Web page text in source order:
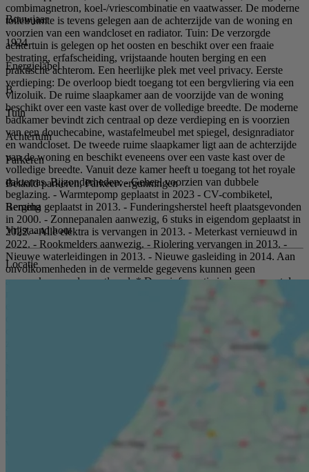
combimagnetron, koel-/vriescombinatie en vaatwasser. De moderne
toiletruimte is tevens gelegen aan de achterzijde van de woning en
voorzien van een wandcloset en radiator. Tuin: De verzorgde
achtertuin is gelegen op het oosten en beschikt over een fraaie
bestrating, erfafscheiding, vrijstaande houten berging en een
praktische achterom. Een heerlijke plek met veel privacy. Eerste
verdieping: De overloop biedt toegang tot een bergvliering via een
vlizoluik. De ruime slaapkamer aan de voorzijde van de woning
beschikt over een vaste kast over de volledige breedte. De moderne
badkamer bevindt zich centraal op deze verdieping en is voorzien
van een douchecabine, wastafelmeubel met spiegel, designradiator
en wandcloset. De tweede ruime slaapkamer ligt aan de achterzijde
van de woning en beschikt eveneens over een vaste kast over de
volledige breedte. Vanuit deze kamer heeft u toegang tot het royale
dakterras. Bijzonderheden: - Geheel voorzien van dubbele
beglazing. - Warmtepomp geplaatst in 2023 - CV-combiketel,
Remeha geplaatst in 2013. - Funderingsherstel heeft plaatsgevonden
in 2000. - Zonnepanalen aanwezig, 6 stuks in eigendom geplaatst in
2022. - Alle elektra is vervangen in 2013. - Meterkast vernieuwd in
2022. - Rookmelders aanwezig. - Riolering vervangen in 2013. -
Nieuwe waterleidingen in 2013. - Nieuwe gasleiding in 2014. Aan
onvolkomenheden in de vermelde gegevens kunnen geen
aanspraken worden ontleend. * Deze informatie is door ons met de
opgegeven maten en oppervlakten zijn indicatief. Van toepassing
zijn de NVM voorwaarden. * Heeft u vragen of wenst u een
interpretatieverschillen, afrondingen of beperkingen bij het uitvoeren
Bouwjaar
1924
Energielabel
B
Tuin
Achtertuin
Parkeren
Betaald parkeren, Parkeervergunningen
Berging
Vrijstaand hout
Locatie